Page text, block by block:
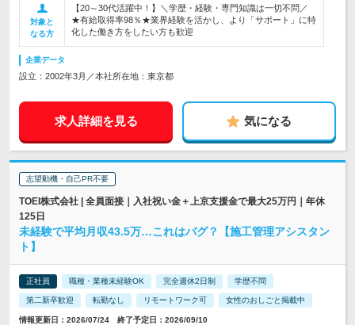
対象と
なる方
【20～30代活躍中！】＼学歴・経験・専門知識は一切不問／
★有給取得率98％★業界経験を活かし、より「サポート」に特
化した働き方をしたい方も歓迎
企業データ
設立：2002年3月／本社所在地：東京都
求人詳細を見る 気になる
志望動機・自己PR不要
TOEI株式会社 | 全員面接｜入社祝い金＋上京支援金で最大25万円｜年休
125日
未経験で平均月収43.5万…これはバグ？【施工管理アシスタン
ト】
正社員 職種・業種未経験OK 完全週休2日制 学歴不問
第二新卒歓迎 転勤なし リモートワーク可 女性のおしごと掲載中
情報更新日：2026/07/24 終了予定日：2026/09/10